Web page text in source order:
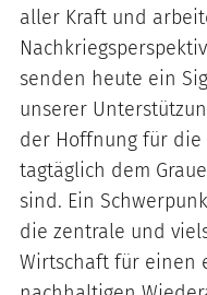
aller Kraft und
senden heute ein
unserer
der Hoffnung für
tagtäglich dem
sind. Ein
die zentrale und
Wirtschaft für einen